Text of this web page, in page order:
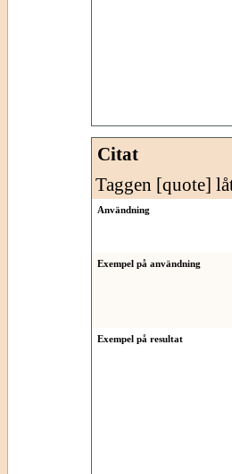
Citat
Taggen [quote]
Användning
Exempel på användning
Exempel på resultat